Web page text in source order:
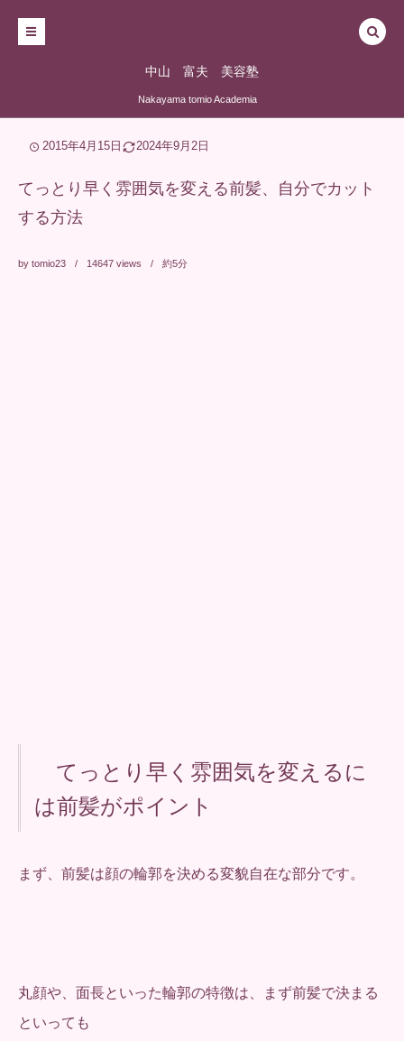
中山 富夫 美容塾
Nakayama tomio Academia
2015年4月15日 2024年9月2日
てっとり早く雰囲気を変える前髪、自分でカット
する方法
by tomio23 14647 views 約5分
てっとり早く雰囲気を変えるに
は前髪がポイント
まず、前髪は顔の輪郭を決める変貌自在な部分です。
丸顔や、面長といった輪郭の特徴は、まず前髪で決まる
といっても